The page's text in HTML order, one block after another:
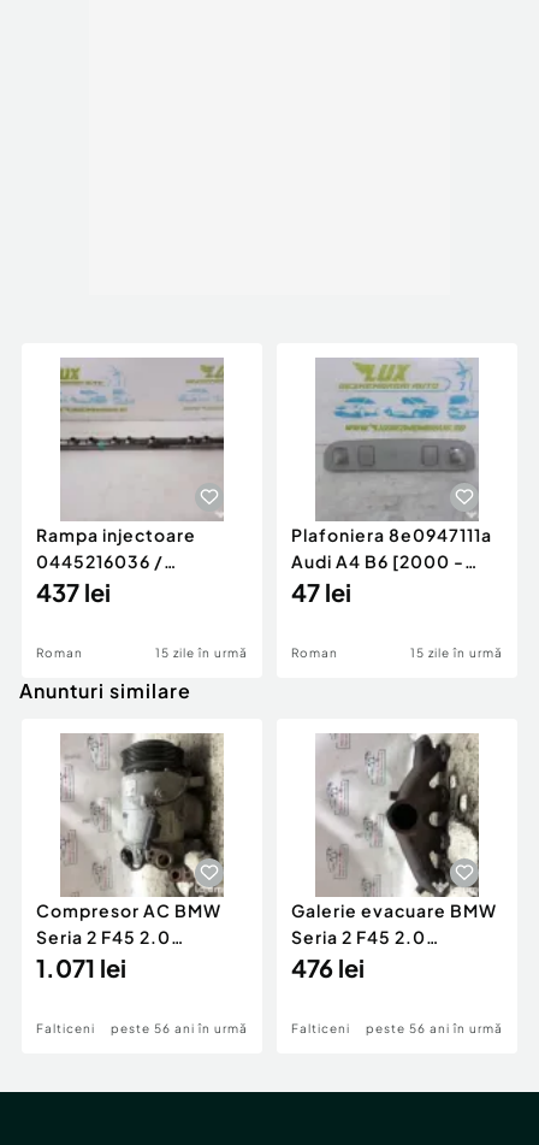
Rampa injectoare
0445216036 /
780542302 3.0 d 313
437 lei
Roman 15 zile în urmă
Plafoniera 8e0947111a
Audi A4 B6 [2000 -
2005]
47 lei
Roman 15 zile în urmă
Anunturi similare
Compresor AC BMW
Seria 2 F45 2.0
Motorina 2016
1.071 lei
Falticeni peste 56 ani în urmă
Galerie evacuare BMW
Seria 2 F45 2.0
Motorina 2016
476 lei
Falticeni peste 56 ani în urmă